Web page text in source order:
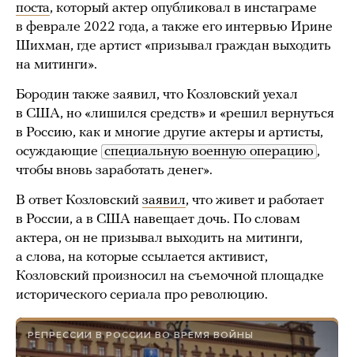
поста, который актер опубликовал в инстаграме
в феврале 2022 года, а также его интервью Ирине
Шихман, где артист «призывал граждан выходить
на митинги».
Бородин также заявил, что Козловский уехал
в США, но «лишился средств» и «решил вернуться
в Россию, как и многие другие актеры и артисты,
осуждающие специальную военную операцию ,
чтобы вновь заработать денег».
В ответ Козловский заявил, что живет и работает
в России, а в США навещает дочь. По словам
актера, он не призывал выходить на митинги,
а слова, на которые ссылается активист,
Козловский произносил на съемочной площадке
исторического сериала про революцию.
РЕПРЕССИИ В РОССИИ ВО ВРЕМЯ ВОЙНЫ